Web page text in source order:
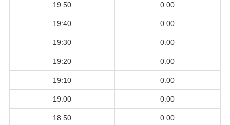
19:50 0.00
19:40 0.00
19:30 0.00
19:20 0.00
19:10 0.00
19:00 0.00
18:50 0.00